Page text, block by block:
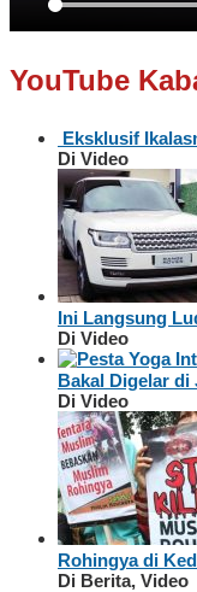
YouTube
Eksklusif
Di Video
Ini Langsung
Di Video
Bakal Digelar di
Di Video
Rohingya di
Di Berita, Video